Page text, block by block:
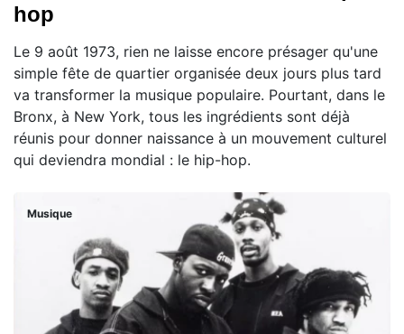
hop
Le 9 août 1973, rien ne laisse encore présager qu'une
simple fête de quartier organisée deux jours plus tard
va transformer la musique populaire. Pourtant, dans le
Bronx, à New York, tous les ingrédients sont déjà
réunis pour donner naissance à un mouvement culturel
qui deviendra mondial : le hip-hop.
Musique